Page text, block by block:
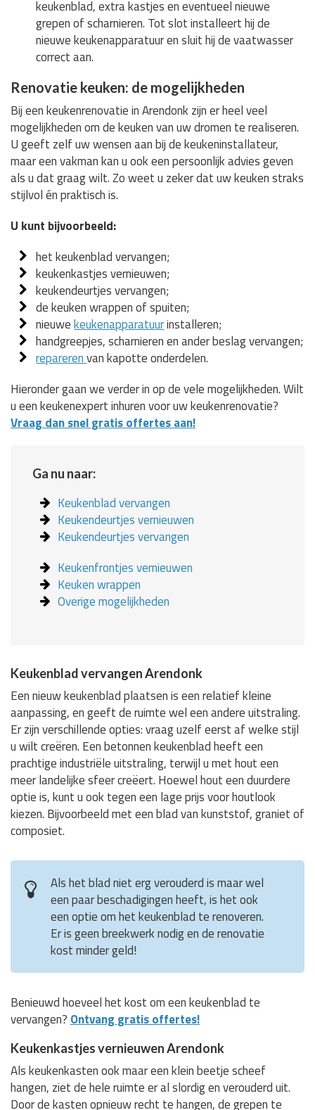
keukenblad, extra kastjes en eventueel nieuwe
grepen of scharnieren. Tot slot installeert hij de
nieuwe keukenapparatuur en sluit hij de vaatwasser
correct aan.
Renovatie keuken: de mogelijkheden
Bij een keukenrenovatie in Arendonk zijn er heel veel
mogelijkheden om de keuken van uw dromen te realiseren.
U geeft zelf uw wensen aan bij de keukeninstallateur,
maar een vakman kan u ook een persoonlijk advies geven
als u dat graag wilt. Zo weet u zeker dat uw keuken straks
stijlvol én praktisch is.
U kunt bijvoorbeeld:
het keukenblad vervangen;
keukenkastjes vernieuwen;
keukendeurtjes vervangen;
de keuken wrappen of spuiten;
nieuwekeukenapparatuurinstalleren;
handgreepjes, scharnieren en ander beslag vervangen;
reparerenvan kapotte onderdelen.
Hieronder gaan we verder in op de vele mogelijkheden. Wilt
u een keukenexpert inhuren voor uw keukenrenovatie?
Vraag dan snel gratis offertes aan!
Ga nu naar:
Keukenblad vervangen
Keukendeurtjes vernieuwen
Keukendeurtjes vervangen
Keukenfrontjes vernieuwen
Keuken wrappen
Overige mogelijkheden
Keukenblad vervangen Arendonk
Een nieuw keukenblad plaatsen is een relatief kleine
aanpassing, en geeft de ruimte wel een andere uitstraling.
Er zijn verschillende opties: vraag uzelf eerst af welke stijl
u wilt creëren. Een betonnen keukenblad heeft een
prachtige industriële uitstraling, terwijl u met hout een
meer landelijke sfeer creëert. Hoewel hout een duurdere
optie is, kunt u ook tegen een lage prijs voor houtlook
kiezen. Bijvoorbeeld met een blad van kunststof, graniet of
composiet.
Als het blad niet erg verouderd is maar wel
een paar beschadigingen heeft, is het ook
een optie om het keukenblad te renoveren.
Er is geen breekwerk nodig en de renovatie
kost minder geld!
Benieuwd hoeveel het kost om een keukenblad te
vervangen? Ontvang gratis offertes!
Keukenkastjes vernieuwen Arendonk
Als keukenkasten ook maar een klein beetje scheef
hangen, ziet de hele ruimte er al slordig en verouderd uit.
Door de kasten opnieuw recht te hangen, de grepen te